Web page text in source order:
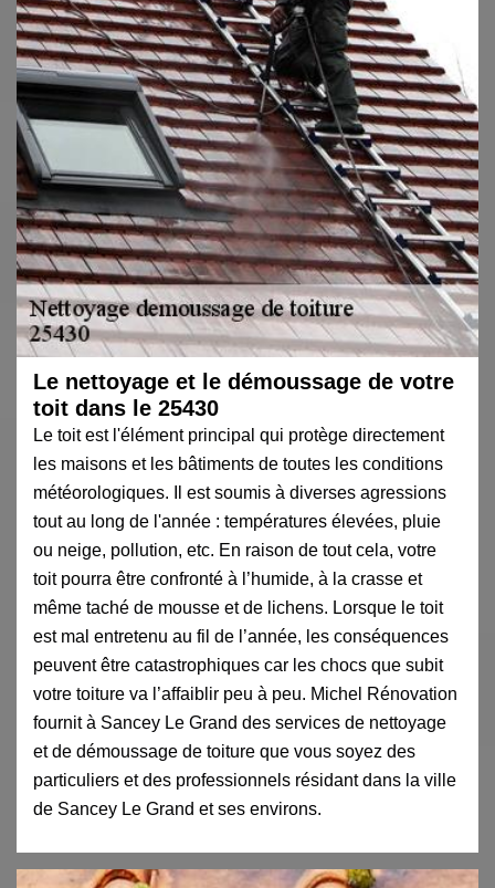
Le nettoyage et le démoussage de votre
toit dans le 25430
Le toit est l'élément principal qui protège directement
les maisons et les bâtiments de toutes les conditions
météorologiques. Il est soumis à diverses agressions
tout au long de l'année : températures élevées, pluie
ou neige, pollution, etc. En raison de tout cela, votre
toit pourra être confronté à l’humide, à la crasse et
même taché de mousse et de lichens. Lorsque le toit
est mal entretenu au fil de l’année, les conséquences
peuvent être catastrophiques car les chocs que subit
votre toiture va l’affaiblir peu à peu. Michel Rénovation
fournit à Sancey Le Grand des services de nettoyage
et de démoussage de toiture que vous soyez des
particuliers et des professionnels résidant dans la ville
de Sancey Le Grand et ses environs.